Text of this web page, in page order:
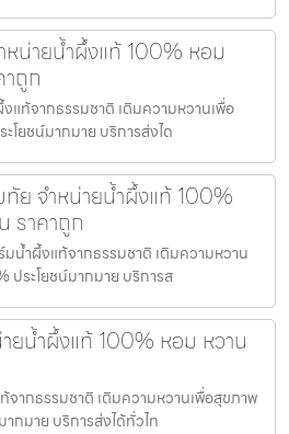
น่ายน้ำผึ้งแท้ 100% หอม
ถูก
แท้จากธรรมชาติ เติมความหวานเพื่อ
โยชน์มากมาย บริการส่งได
ทัย จำหน่ายน้ำผึ้งแท้ 100%
ราคาถูก
มน้ำผึ้งแท้จากธรรมชาติ เติมความหวาน
ประโยชน์มากมาย บริการส
ยน้ำผึ้งแท้ 100% หอม หวาน
จากธรรมชาติ เติมความหวานเพื่อสุขภาพ
กมาย บริการส่งได้ทั่วไท